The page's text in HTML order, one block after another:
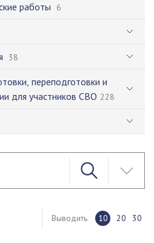
работы 6
38
переподготовки и
для участников СВО 228
Выводить 10 20 30